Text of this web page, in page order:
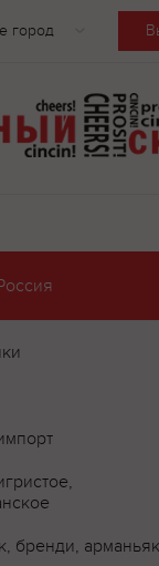
город
бренди, арманьяк